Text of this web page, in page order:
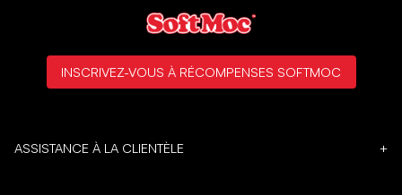
ASSISTANCE À LA CLIENTÈLE +
INSCRIVEZ-VOUS À RÉCOMPENSES SOFTMOC